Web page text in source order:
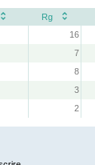
Rg
16
7
8
3
2